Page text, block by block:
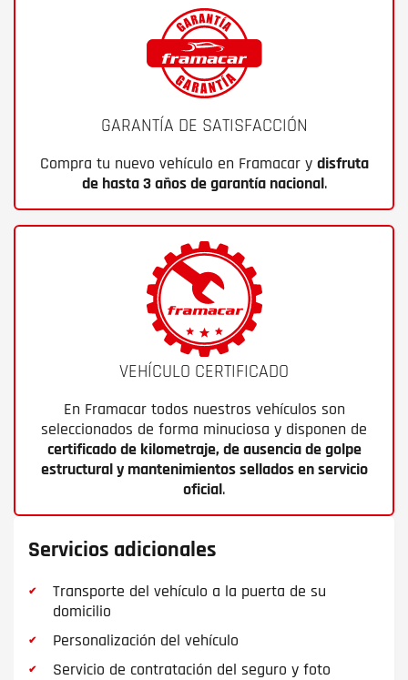
GARANTÍA DE SATISFACCIÓN
Compra tu nuevo vehículo en Framacar y disfruta
de hasta 3 años de garantía nacional.
VEHÍCULO CERTIFICADO
En Framacar todos nuestros vehículos son
seleccionados de forma minuciosa y disponen de
certificado de kilometraje, de ausencia de golpe
estructural y mantenimientos sellados en servicio
oficial.
Servicios adicionales
Transporte del vehículo a la puerta de su
domicilio
Personalización del vehículo
Servicio de contratación del seguro y foto